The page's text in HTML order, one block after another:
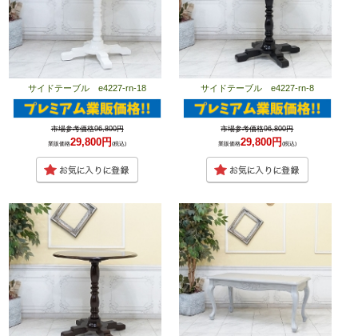
サイドテーブル e4227-rn-18
市場参考価格96,800円
業販価格29,800円(税込)
サイドテーブル e4227-rn-8
市場参考価格96,800円
業販価格29,800円 (税込)